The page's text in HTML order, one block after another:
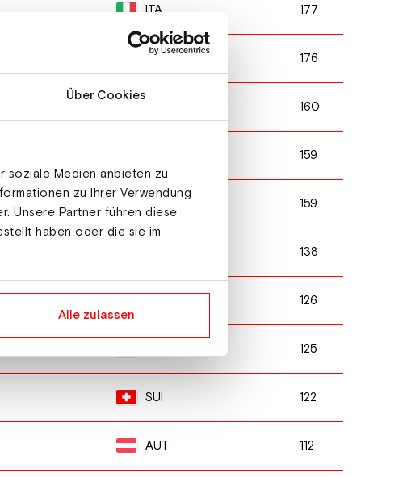
Über Cookies
soziale Medien anbieten zu
zu Ihrer Verwendung
Unsere Partner führen diese
haben oder die sie im
Alle zulassen
ITA 177
CZE 176
160
159
ITA 159
138
126
125
SUI 122
AUT 112